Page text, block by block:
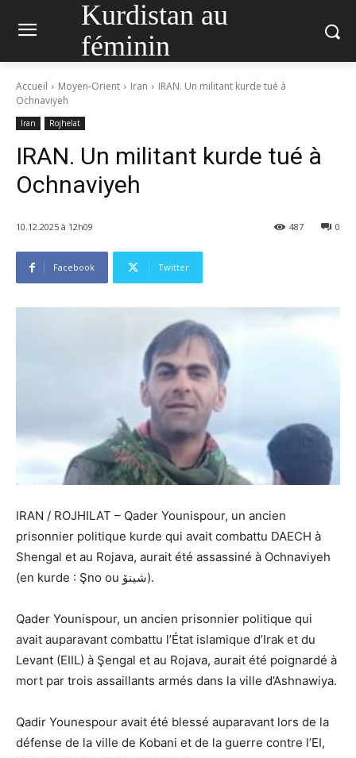
Kurdistan au
féminin
Accueil Moyen-Orient Iran
IRAN. Un militant kurde tué à
Ochnaviyeh
Iran Rojhelat
IRAN. Un militant kurde tué à
Ochnaviyeh
10.12.2025 à 12h09 0
487
Facebook Twitter
IRAN / ROJHILAT – Qader Younispour, un ancien
prisonnier politique kurde qui avait combattu DAECH à
Shengal et au Rojava, aurait été assassiné à Ochnaviyeh
(en kurde : Şno ou شینۆ).
Qader Younispour, un ancien prisonnier politique qui
avait auparavant combattu l’État islamique d’Irak et du
Levant (EIIL) à Şengal et au Rojava, aurait été poignardé à
mort par trois assaillants armés dans la ville d’Ashnawiya.
Qadir Younespour avait été blessé auparavant lors de la
défense de la ville de Kobani et de la guerre contre l’EI,